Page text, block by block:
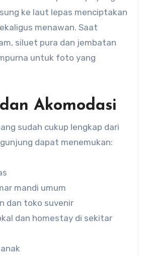
ke laut lepas menciptakan
menawan. Saat
siluet pura dan jembatan
untuk foto yang
Akomodasi
sudah cukup lengkap dari
dapat menemukan:
mandi umum
dan toko suvenir
dan homestay di sekitar